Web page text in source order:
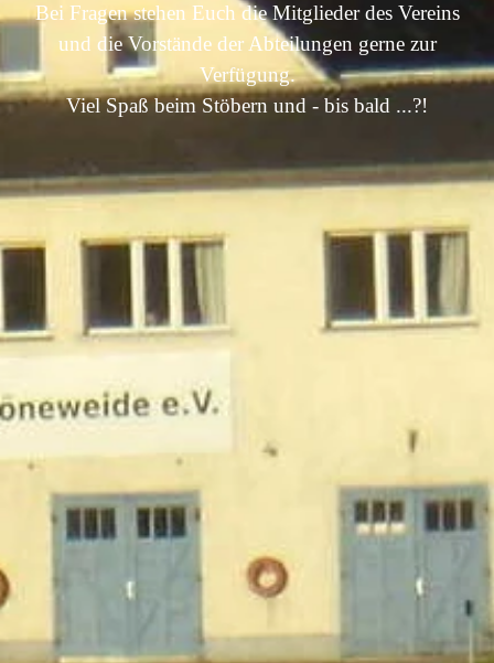
Bei Fragen stehen Euch die Mitglieder des Vereins
und die Vorstände der Abteilungen gerne zur
Verfügung.
Viel Spaß beim Stöbern und - bis bald ...?!